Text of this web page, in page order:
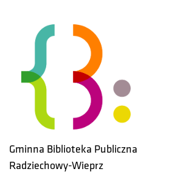
Gminna Biblioteka Publiczna
Radziechowy-Wieprz